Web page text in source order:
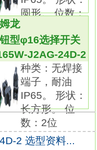
位型）。
设计。
用的共用接点。
圆形。 位数：
龙
型φ16选择开关
J2AG-24D-2
种类：无焊接
端子，耐油
IP65。 形状：
长方形。 位
数：2位
2 选型资料...